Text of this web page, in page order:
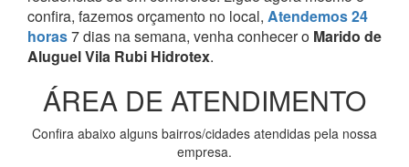
confira, fazemos orçamento no local, Atendemos 24
horas7 dias na semana, venha conhecer o Marido de
Aluguel Vila Rubi Hidrotex.
ÁREA DE ATENDIMENTO
Confira abaixo alguns bairros/cidades atendidas pela nossa
empresa.